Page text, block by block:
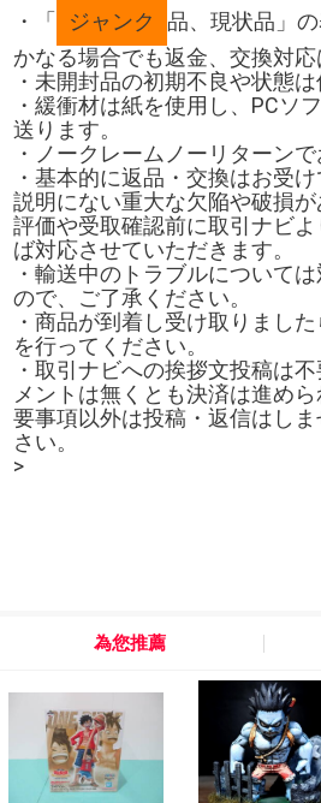
・「
ジャンク
品、現状品」
かなる場合でも返金、交換対応
・未開封品の初期不良や状態は
・緩衝材は紙を使用し、PCソ
送ります。
・ノークレームノーリターンで
・基本的に返品・交換はお受
説明にない重大な欠陥や破損が
評価や受取確認前に取引ナビ
ば対応させていただきます。
・輸送中のトラブルについて
ので、ご了承ください。
・商品が到着し受け取りました
を行ってください。
・取引ナビへの挨拶文投稿は
メントは無くとも決済は進め
要事項以外は投稿・返信はし
さい。
>
為您推薦